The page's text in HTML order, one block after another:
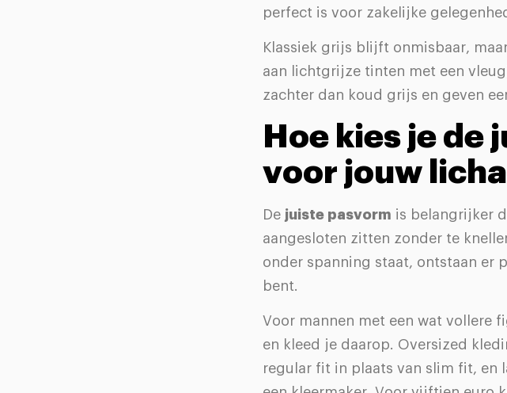
perfect is voor zakelijke
Klassiek grijs blijft onmisbaar,
aan lichtgrijze tinten met een
zachter dan koud grijs en geven
Hoe kies je de
voor jouw
De juiste pasvorm is belangrijker
aangesloten zitten zonder te
onder spanning staat, ontstaan er
bent.
Voor mannen met een wat vollere
en kleed je daarop. Oversized
regular fit in plaats van slim fit, en